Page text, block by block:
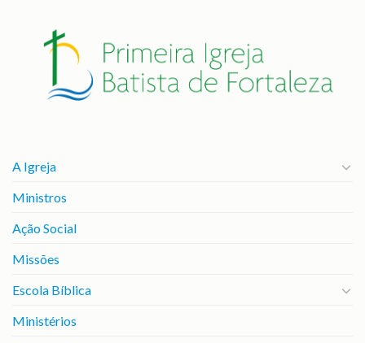
A Igreja
Ministros
Ação Social
Missões
Escola Bíblica
Ministérios